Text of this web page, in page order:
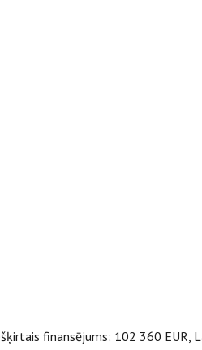
finansējums: 102 360 EUR,